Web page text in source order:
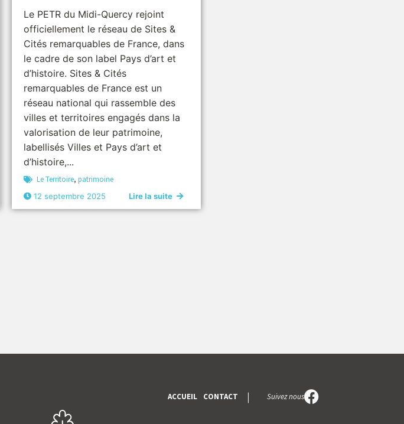
Le PETR du Midi-Quercy rejoint
officiellement le réseau de Sites &
Cités remarquables de France, dans
le cadre de son label Pays d’art et
d’histoire. Sites & Cités
remarquables de France est un
réseau national qui rassemble des
villes et territoires engagés dans la
valorisation de leur patrimoine,
labellisés Villes et Pays d’art et
d’histoire,...
Le Territoire, patrimoine
12 septembre 2025 Lire la suite
ACCUEIL CONTACT Suivez nous